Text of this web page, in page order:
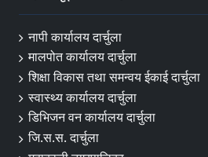
नापी कार्यालय दार्चुला
मालपोत कार्यालय दार्चुला
शिक्षा विकास तथा समन्वय ईकाई दार्चुला
स्वास्थ्य कार्यालय दार्चुला
डिभिजन वन कार्यालय दार्चुला
जि.स.स. दार्चुला